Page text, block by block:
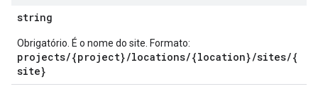
string
Obrigatório. É o nome do site. Formato:
projects/{project}/locations/{location}/sites/{
site}